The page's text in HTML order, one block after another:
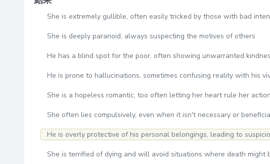
She is extremely gullible, often easily tricked by those with bad
She is deeply paranoid, always suspecting the motives of others
He has a blind spot for the poor, often showing unwarranted
He is prone to hallucinations, sometimes confusing reality with his
She is a hopeless romantic, too often letting her heart rule her
She often lies compulsively, even when it isn't necessary or
He is overly protective of his personal belongings, leading to
She is terrified of dying and will avoid situations where death might